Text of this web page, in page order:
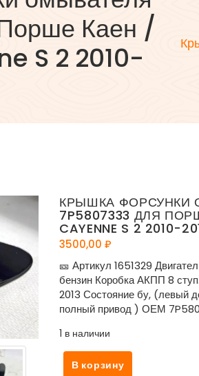
Каен /
S 2 2010-
КРЫШКА ФОРСУНКИ
7P5807333 ДЛЯ
CAYENNE S 2 2010-
3500,00 ₽
🎫 Артикул 1651329
бензин Коробка АКПП 8
2013 Состояние бу, (левый
полный привод ) ОЕМ
1 в наличии
Количество
товара
В корзину